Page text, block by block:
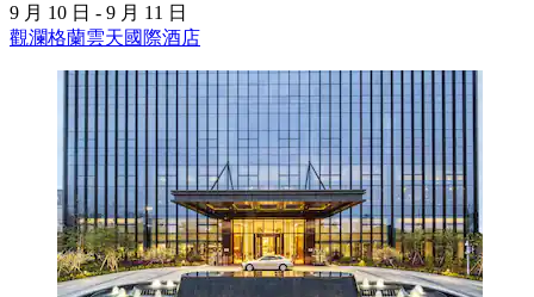
9 月 10 日 - 9 月 11 日
觀瀾格蘭雲天國際酒店